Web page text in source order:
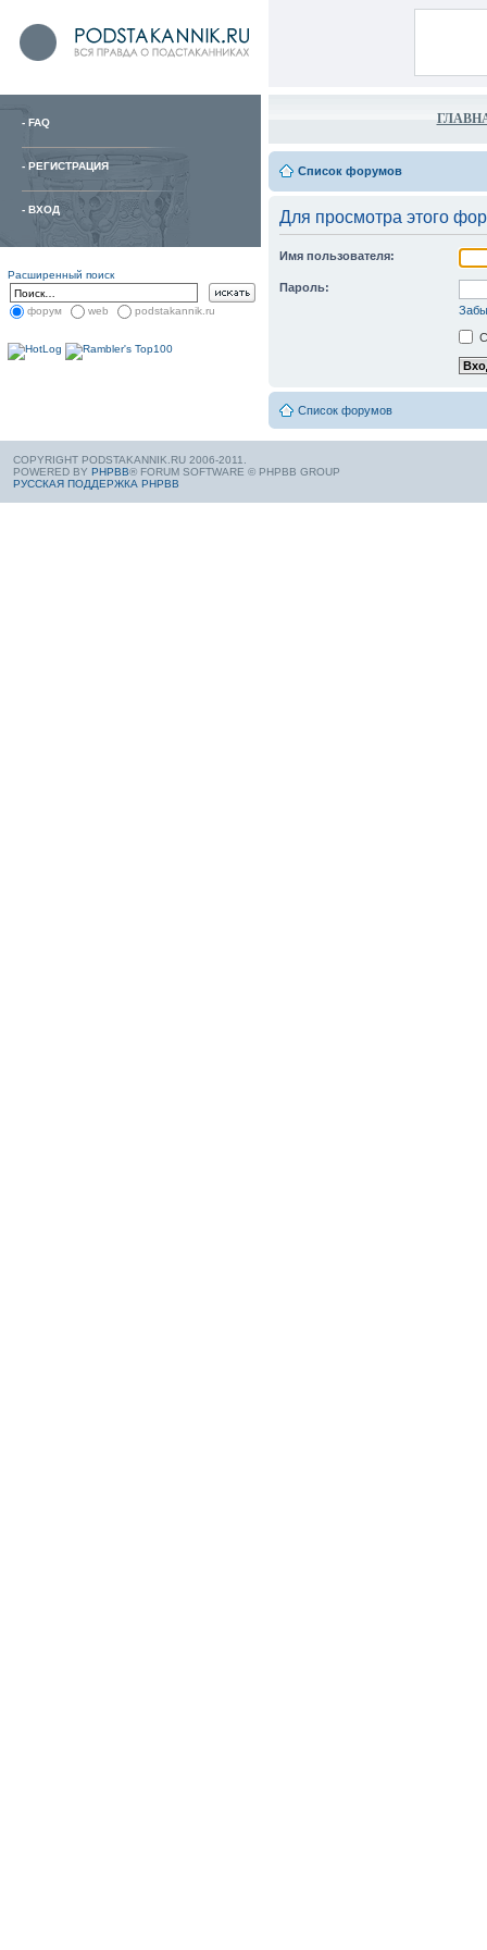
- FAQ
- РЕГИСТРАЦИЯ
- ВХОД
Расширенный поиск
форум web podstakannik.ru
Список форумов
Для просмотра этого
Имя пользователя:
Пароль:
Список форумов
COPYRIGHT PODSTAKANNIK.RU 2006-2011.
POWERED BY PHPBB® FORUM SOFTWARE © PHPBB GROUP
РУССКАЯ ПОДДЕРЖКА PHPBB